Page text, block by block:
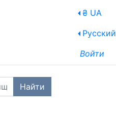
₴ UA
Русский
Войти
Найти